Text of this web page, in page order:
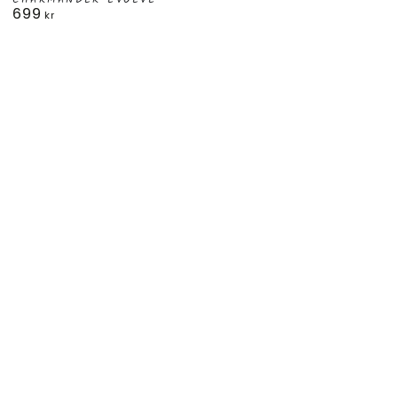
Ordinarie
699 kr